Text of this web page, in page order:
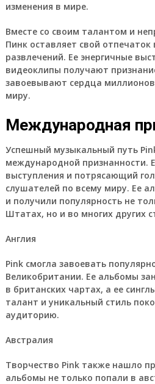
изменения в мире.
Вместе со своим талантом и
Пинк оставляет свой отпечаток
развлечений. Ее энергичные
видеоклипы получают
завоевывают сердца
миру.
Международная
Успешный музыкальный путь
международной признанности.
выступления и потрясающий
слушателей по всему миру. Ее
и получили популярность не
Штатах, но и во многих других
Англия
Pink смогла завоевать
Великобритании. Ее альбомы
в британских чартах, а ее
талант и уникальный стиль
аудиторию.
Австралия
Творчество Pink также нашло
альбомы не только попали в